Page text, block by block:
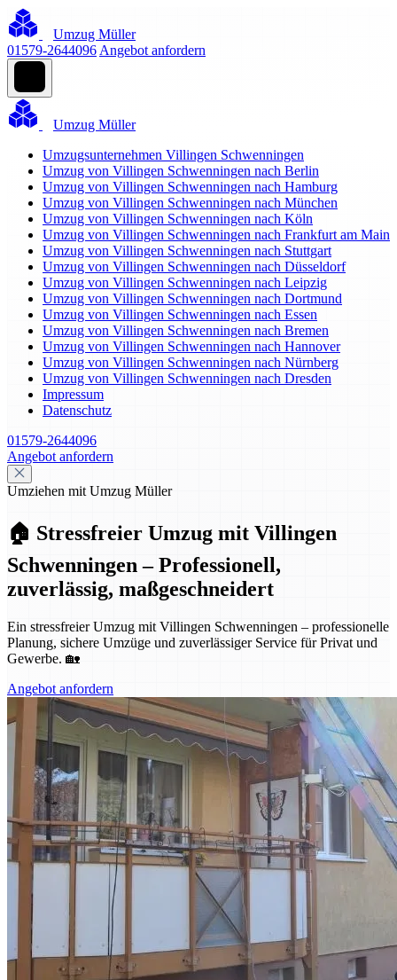
Umzug Müller
01579-2644096 Angebot anfordern
Umzug Müller
Umzugsunternehmen Villingen Schwenningen
Umzug von Villingen Schwenningen nach Berlin
Umzug von Villingen Schwenningen nach Hamburg
Umzug von Villingen Schwenningen nach München
Umzug von Villingen Schwenningen nach Köln
Umzug von Villingen Schwenningen nach Frankfurt am Main
Umzug von Villingen Schwenningen nach Stuttgart
Umzug von Villingen Schwenningen nach Düsseldorf
Umzug von Villingen Schwenningen nach Leipzig
Umzug von Villingen Schwenningen nach Dortmund
Umzug von Villingen Schwenningen nach Essen
Umzug von Villingen Schwenningen nach Bremen
Umzug von Villingen Schwenningen nach Hannover
Umzug von Villingen Schwenningen nach Nürnberg
Umzug von Villingen Schwenningen nach Dresden
Impressum
Datenschutz
01579-2644096
Angebot anfordern
Umziehen mit Umzug Müller
🏠 Stressfreier Umzug mit Villingen
Schwenningen – Professionell,
zuverlässig, maßgeschneidert
Ein stressfreier Umzug mit Villingen Schwenningen – professionelle
Planung, sichere Umzüge und zuverlässiger Service für Privat und
Gewerbe. 🏡
Angebot anfordern